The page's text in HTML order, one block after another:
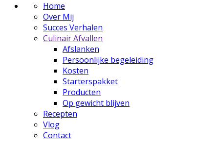
Home
Over Mij
Succes Verhalen
Culinair Afvallen
Afslanken
Persoonlijke begeleiding
Kosten
Starterspakket
Producten
Op gewicht blijven
Recepten
Vlog
Contact